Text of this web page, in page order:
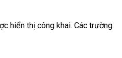
hiển thị công khai. Các trường